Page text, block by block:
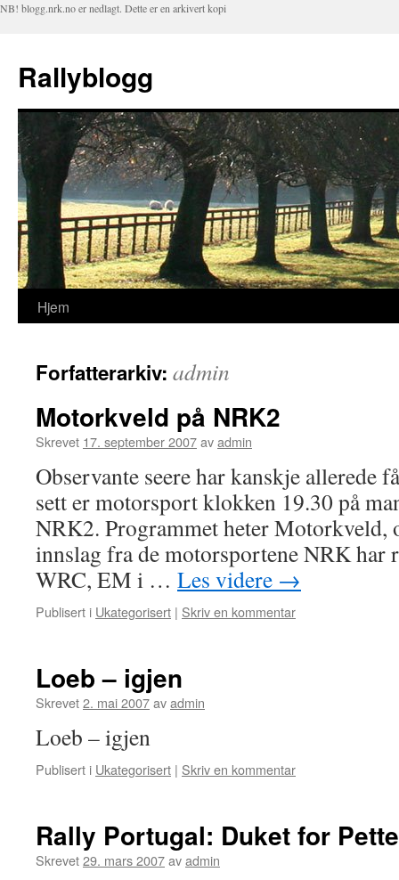
NB! blogg.nrk.no er nedlagt. Dette er en arkivert kopi
Rallyblogg
Hopp
innhold
Hjem
Forfatterarkiv: admin
Motorkveld på NRK2
Skrevet 17. september 2007avadmin
Observante seere har kanskje allerede
sett er motorsport klokken 19.30 på
NRK2. Programmet heter Motorkveld,
innslag fra de motorsportene NRK har
WRC, EM i … Les videre →
Publisert i Ukategorisert | Skriv en kommentar
Loeb – igjen
Skrevet2. mai 2007avadmin
Loeb – igjen
Publisert i Ukategorisert | Skriv en kommentar
Rally Portugal: Duket for
Skrevet29. mars 2007avadmin